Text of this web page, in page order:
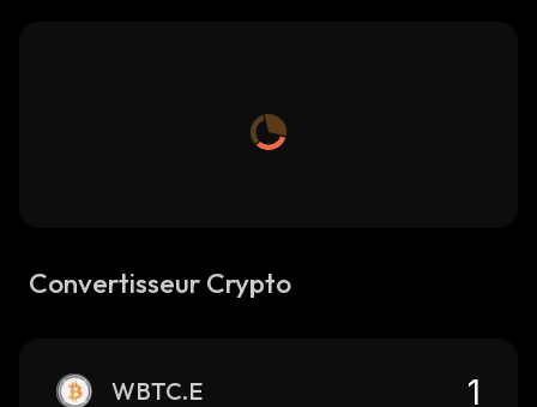
Convertisseur Crypto
WBTC.E